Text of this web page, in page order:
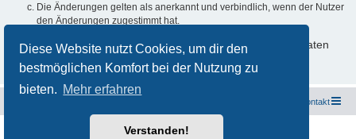
Diese Website nutzt Cookies, um dir den
bestmöglichen Komfort bei der Nutzung zu
bieten. Mehr erfahren
Verstanden!
Die Änderungen gelten als anerkannt und verbindlich, wenn der Nutzer
den Änderungen zugestimmt hat.
Informationen über den Umgang mit deinen persönlichen Daten
sind in der Datenschutzerklärung enthalten.
Kontakt
phpBB® Forum Software © phpBB Limited